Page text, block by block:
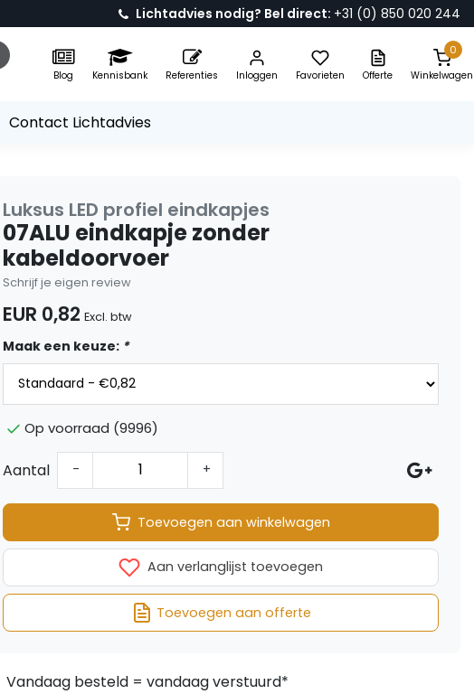
Lichtadvies nodig? Bel direct: +31 (0) 850 020 244
Blog Kennisbank Referenties Inloggen Favorieten Offerte
0
Winkelwagen
Contact Lichtadvies
Luksus LED profiel eindkapjes
07ALU eindkapje zonder
kabeldoorvoer
Schrijf je eigen review
EUR 0,82 Excl. btw
Maak een keuze: *
Op voorraad (9996)
Aantal - +
Toevoegen aan winkelwagen
Aan verlanglijst toevoegen
Toevoegen aan offerte
Vandaag besteld = vandaag verstuurd*